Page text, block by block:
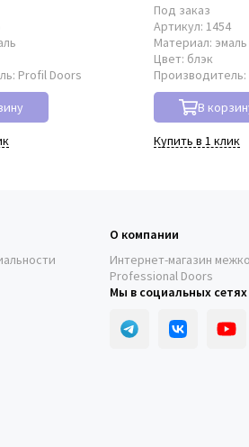
Profil Doors
Под заказ
Артикул: 1454
Материал: эмаль
Цвет: блэк
Производитель:
В
Купить в 1 клик
О компании
Интернет-магазин
Professional Doors
Мы в социальных сетях